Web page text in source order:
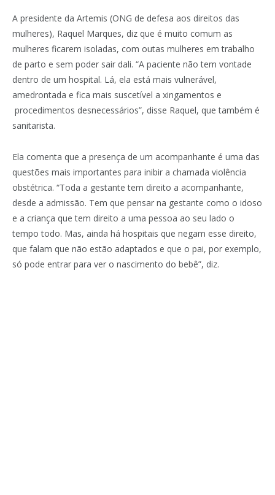
A presidente da Artemis (ONG de defesa aos direitos das
mulheres), Raquel Marques, diz que é muito comum as
mulheres ficarem isoladas, com outas mulheres em trabalho
de parto e sem poder sair dali. “A paciente não tem vontade
dentro de um hospital. Lá, ela está mais vulnerável,
amedrontada e fica mais suscetível a xingamentos e
procedimentos desnecessários”, disse Raquel, que também é
sanitarista.
Ela comenta que a presença de um acompanhante é uma das
questões mais importantes para inibir a chamada violência
obstétrica. “Toda a gestante tem direito a acompanhante,
desde a admissão. Tem que pensar na gestante como o idoso
e a criança que tem direito a uma pessoa ao seu lado o
tempo todo. Mas, ainda há hospitais que negam esse direito,
que falam que não estão adaptados e que o pai, por exemplo,
só pode entrar para ver o nascimento do bebê”, diz.